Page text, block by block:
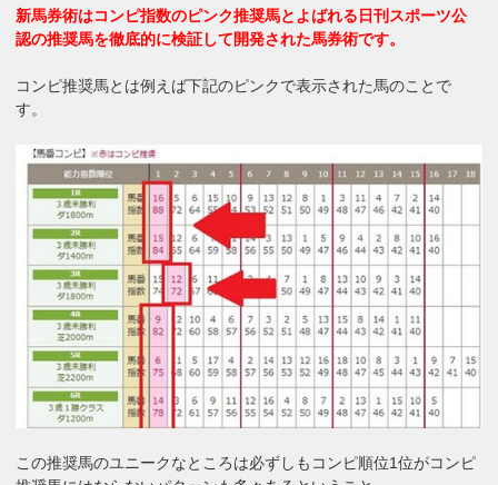
新馬券術はコンピ指数のピンク推奨馬とよばれる日刊スポーツ公
認の推奨馬を徹底的に検証して開発された馬券術です。
コンピ推奨馬とは例えば下記のピンクで表示された馬のことで
す。
この推奨馬のユニークなところは必ずしもコンピ順位1位がコンピ